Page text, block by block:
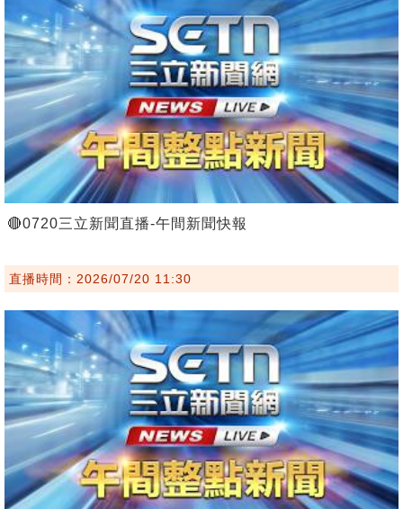
🔴0720三立新聞直播-午間新聞快報
直播時間：2026/07/20 11:30